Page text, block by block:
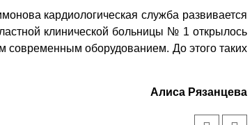
кардиологическая служба развивается
клинической больницы № 1 открылось
современным оборудованием. До этого таких
Алиса Рязанцева